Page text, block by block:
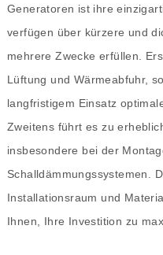
Generatoren ist ihre
verfügen über kürzere und
mehrere Zwecke erfüllen.
Lüftung und Wärmeabfuhr,
langfristigem Einsatz
Zweitens führt es zu
insbesondere bei der
Schalldämmungssystemen.
Installationsraum und
Ihnen, Ihre Investition zu